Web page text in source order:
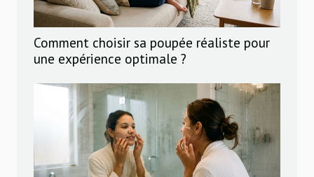
Comment choisir sa poupée réaliste pour
une expérience optimale ?